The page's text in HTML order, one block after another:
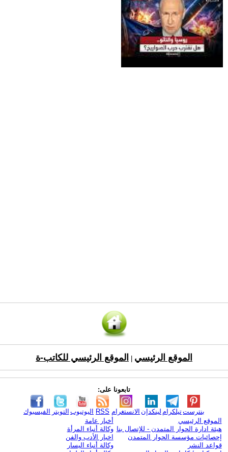
الموقع الرئيسي الموقع الرئيسي للكاتب-ة
تابعونا على:
الفيسبوك التويتر اليوتيوب RSS الانستغرام لينكدإن تيلكرامبنترست
الموقع الرئيسي
هيئة ادارة الحوار المتمدن - للإتصال بنا
إحصائيات مؤسسة الحوار المتمدن
قواعد النشر
أخبار عامة
وكالة أنباء المرأة
اخبار الأدب والفن
وكالة أنباء اليسار